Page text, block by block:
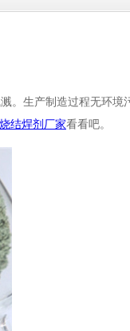
。生产制造过程无环境
烧结焊剂厂家看看吧。